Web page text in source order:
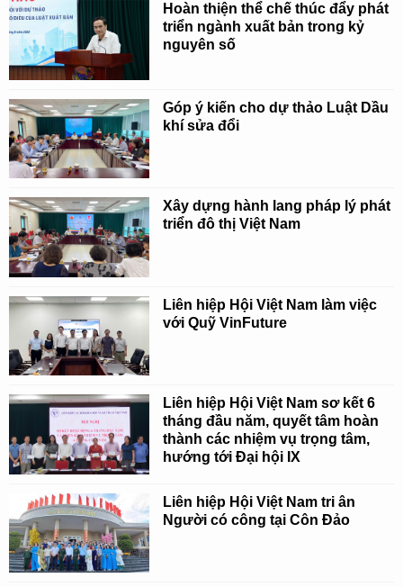
Hoàn thiện thể chế thúc đẩy phát
triển ngành xuất bản trong kỷ
nguyên số
Góp ý kiến cho dự thảo Luật Dầu
khí sửa đổi
Xây dựng hành lang pháp lý phát
triển đô thị Việt Nam
Liên hiệp Hội Việt Nam làm việc
với Quỹ VinFuture
Liên hiệp Hội Việt Nam sơ kết 6
tháng đầu năm, quyết tâm hoàn
thành các nhiệm vụ trọng tâm,
hướng tới Đại hội IX
Liên hiệp Hội Việt Nam tri ân
Người có công tại Côn Đảo